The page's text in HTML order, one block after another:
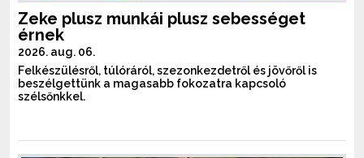
Zeke plusz munkái plusz sebességet
érnek
2026. aug. 06.
Felkészülésről, túlóráról, szezonkezdetről és jövőről is
beszélgettünk a magasabb fokozatra kapcsoló
szélsőnkkel.